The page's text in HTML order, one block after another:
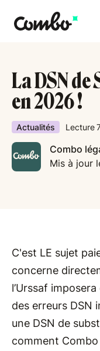
La DSN
en 2026 !
Actualités Lecture
Combo
Mis à jour
C'est LE sujet
concerne
l’Urssaf
des erreurs DSN
une DSN de
comment